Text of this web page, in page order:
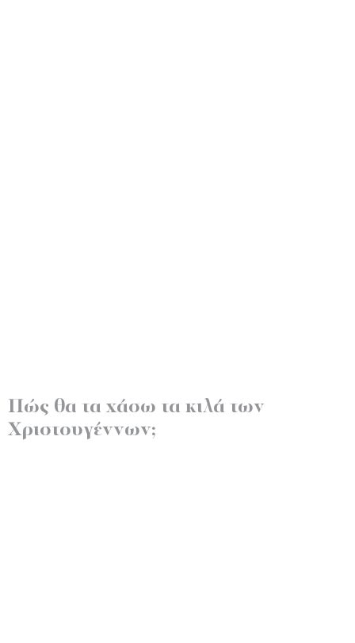
Πώς θα τα χάσω τα κιλά των
Χριστουγέννων;